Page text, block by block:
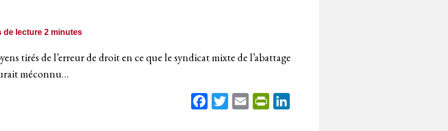
de lecture 2 minutes
tirés de l’erreur de droit en ce que le syndicat mixte de l’abattage
méconnu…
Facebook
Twitter
EmailPrintFriendly
LinkedIn